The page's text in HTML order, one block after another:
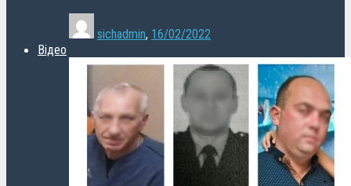
sichadmin, 16/02/2022
Відео